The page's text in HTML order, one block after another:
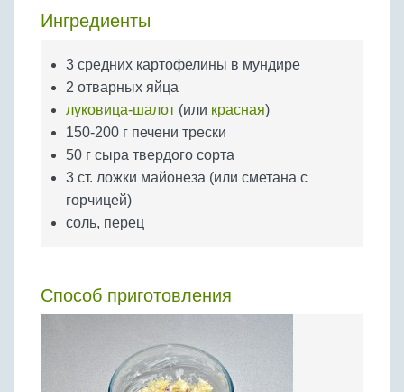
Крупы
Ингредиенты
3 средних картофелины в мундире
2 отварных яйца
луковица-шалот (или красная)
150-200 г печени трески
50 г сыра твердого сорта
3 ст. ложки майонеза (или сметана с
горчицей)
соль, перец
Способ приготовления